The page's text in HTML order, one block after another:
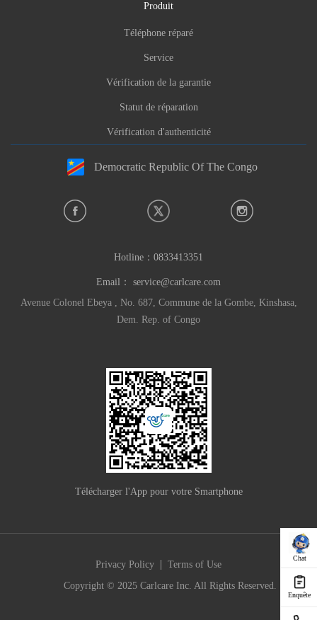
Marque du service: Carlcare,Infinix,Syinix,TE
Chat
Enquête
Produit
Téléphone réparé
Service
Vérification de la garantie
Statut de réparation
Vérification d'authenticité
Democratic Republic Of The Congo
Hotline： 0833413351
Email： service@carlcare.com
Avenue Colonel Ebeya , No. 687, Commune de la Gombe, Kinshasa,
Dem. Rep. of Congo
Télécharger l'App pour votre Smartphone
Privacy Policy | Terms of Use
Copyright © 2025 Carlcare Inc. All Rights Reserved.